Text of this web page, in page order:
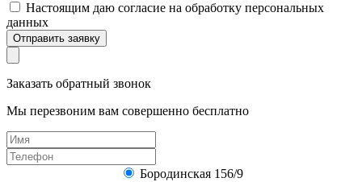
Настоящим даю согласие на обработку персональных
данных
Отправить заявку
Заказать обратный звонок
Мы перезвоним вам совершенно бесплатно
Бородинская 156/9